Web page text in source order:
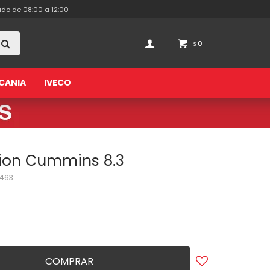
IVECO
$ 0
de 08:00 a 12:00
Cummins 8.3
COMPRAR